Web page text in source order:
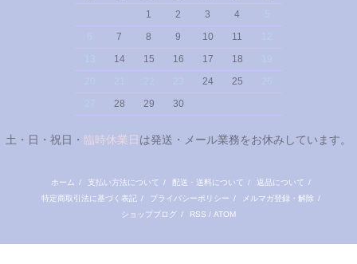
1
2 3 4
7 8 9 10 11
14 15 16 17 18
24 25
28 29 30
土・日・祝日・ 臨時休業日は発送・メール業務をお休みしています。
ホーム / 支払い方法について / 配送・送料について / 返品について /
特定商取引法に基づく表記 / プライバシーポリシー / メルマガ登録・解除 /
ショップブログ / RSS / ATOM